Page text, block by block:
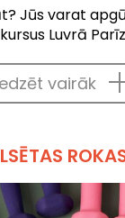
Jūs varat
Luvrā
vairāk